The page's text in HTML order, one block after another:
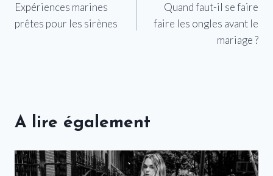
de
Expériences marines
prêtes pour les sirènes
Quand faut-il se faire
faire les ongles avant le
mariage ?
A lire également